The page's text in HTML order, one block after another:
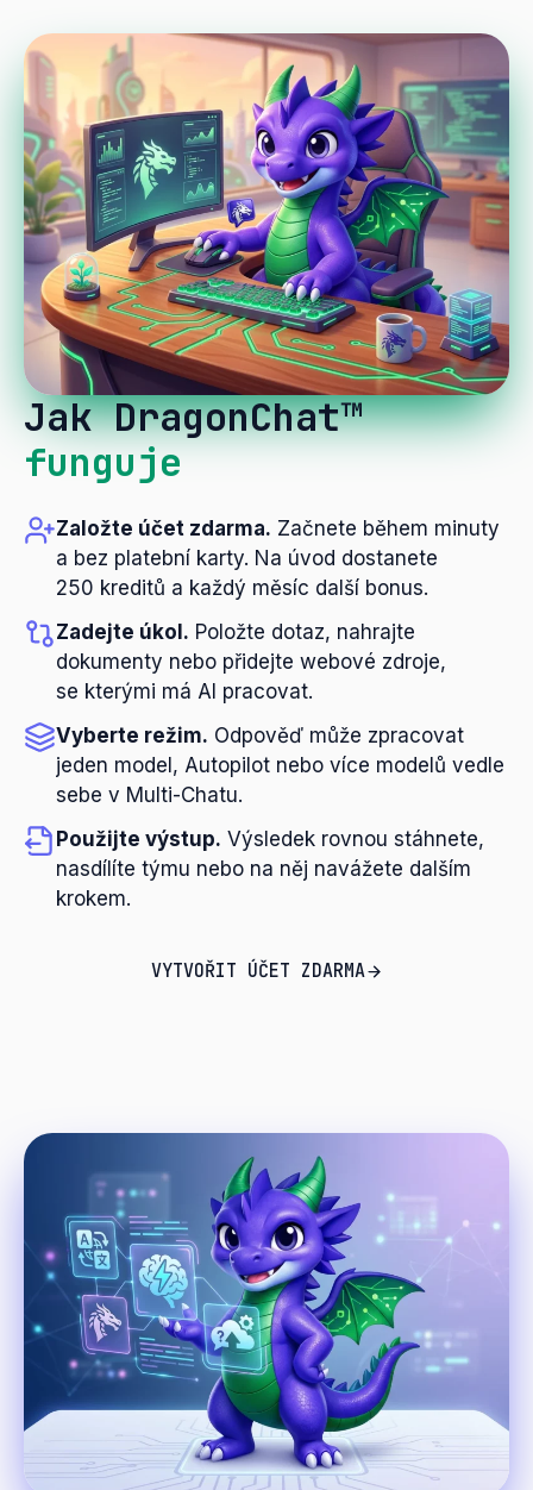
Jak DragonChat™
funguje
Založte účet zdarma. Začnete během minuty
a bez platební karty. Na úvod dostanete
250 kreditů a každý měsíc další bonus.
Zadejte úkol. Položte dotaz, nahrajte
dokumenty nebo přidejte webové zdroje,
se kterými má AI pracovat.
Vyberte režim. Odpověď může zpracovat
jeden model, Autopilot nebo více modelů vedle
sebe v Multi-Chatu.
Použijte výstup. Výsledek rovnou stáhnete,
nasdílíte týmu nebo na něj navážete dalším
krokem.
VYTVOŘIT ÚČET ZDARMA